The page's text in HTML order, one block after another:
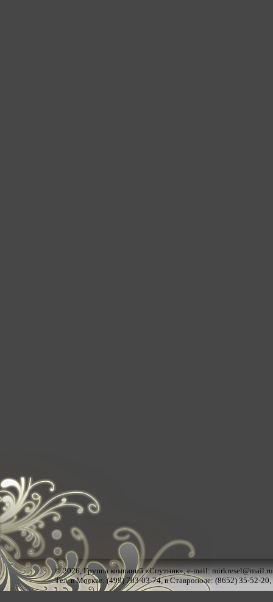
© 2026,Группа компаний «Спутник», e-mail:mirkresel@mail.ru
Тел. в Москве: (499) 703-03-74, в Ставрополе: (8652) 35-52-